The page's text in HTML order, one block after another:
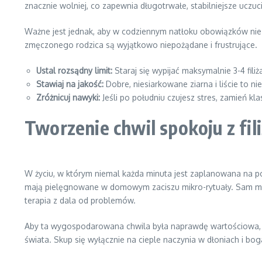
znacznie wolniej, co zapewnia długotrwałe, stabilniejsze
Ważne jest jednak, aby w codziennym natłoku obowiązków
zmęczonego rodzica są wyjątkowo niepożądane i frustrujące.
Ustal rozsądny limit: Staraj się wypijać maksymalnie 3-4
Stawiaj na jakość: Dobre, niesiarkowane ziarna i liście to
Zróżnicuj nawyki: Jeśli po południu czujesz stres, zamień
Tworzenie chwil spokoju z
W życiu, w którym niemal każda minuta jest zaplanowana na
mają pielęgnowane w domowym zaciszu mikro-rytuały. Sam
terapia z dala od problemów.
Aby ta wygospodarowana chwila była naprawdę
świata. Skup się wyłącznie na cieple naczynia w dłoniach i